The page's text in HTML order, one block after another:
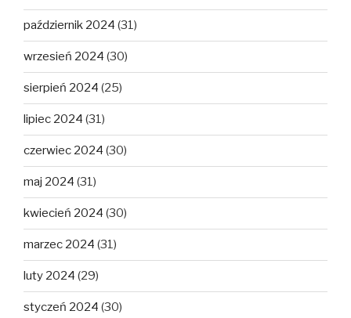
październik 2024 (31)
wrzesień 2024 (30)
sierpień 2024 (25)
lipiec 2024 (31)
czerwiec 2024 (30)
maj 2024 (31)
kwiecień 2024 (30)
marzec 2024 (31)
luty 2024 (29)
styczeń 2024 (30)